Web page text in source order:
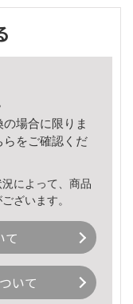
場合に限りま
ら をご確認くだ
によって、商品
ざいます。
て
いて